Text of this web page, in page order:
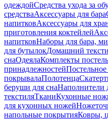
одеждойСредства ухода за
средстваАксессуары для бара
напитковАксессуары для
приготовления коктейлей
напитковНаборы для бара,
для бутылокДомашний
снаОдеялаКомплекты
принадлежностейПостельное
покрывалаПолотенца
беруши для снаНаполнители
текстиляТканиКухонные
для кухонных ножей
напольные покрытияКовры,